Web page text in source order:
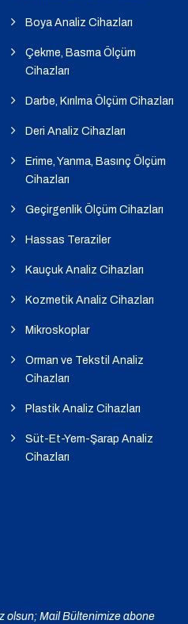
Boya Analiz Cihazları
Çekme, Basma Ölçüm
Cihazları
Darbe, Kırılma Ölçüm Cihazları
Deri Analiz Cihazları
Erime, Yanma, Basınç Ölçüm
Cihazları
Geçirgenlik Ölçüm Cihazları
Hassas Teraziler
Kauçuk Analiz Cihazları
Kozmetik Analiz Cihazları
Mikroskoplar
Orman ve Tekstil Analiz
Cihazları
Plastik Analiz Cihazları
Süt-Et-Yem-Şarap Analiz
Cihazları
olsun; Mail Bültenimize abone